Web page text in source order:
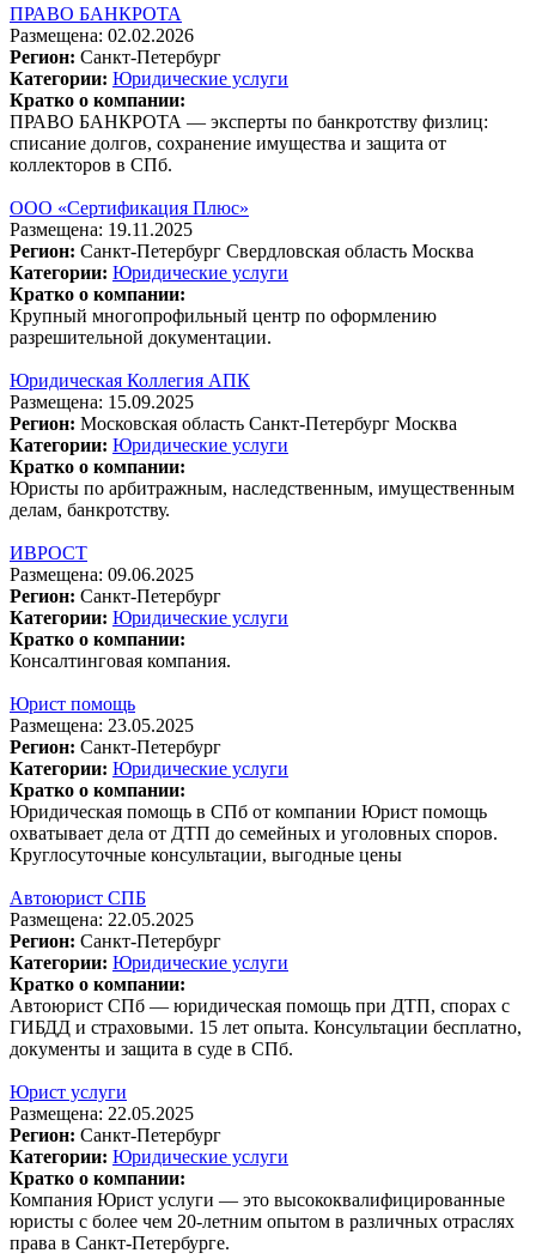
ПРАВО БАНКРОТА
Размещена: 02.02.2026
Регион: Санкт-Петербург
Категории: Юридические услуги
Кратко о компании:
ПРАВО БАНКРОТА — эксперты по банкротству физлиц:
списание долгов, сохранение имущества и защита от
коллекторов в СПб.
ООО «Сертификация Плюс»
Размещена: 19.11.2025
Регион: Санкт-Петербург Свердловская область Москва
Категории: Юридические услуги
Кратко о компании:
Крупный многопрофильный центр по оформлению
разрешительной документации.
Юридическая Коллегия АПК
Размещена: 15.09.2025
Регион: Московская область Санкт-Петербург Москва
Категории: Юридические услуги
Кратко о компании:
Юристы по арбитражным, наследственным, имущественным
делам, банкротству.
ИВРОСТ
Размещена: 09.06.2025
Регион: Санкт-Петербург
Категории: Юридические услуги
Кратко о компании:
Консалтинговая компания.
Юрист помощь
Размещена: 23.05.2025
Регион: Санкт-Петербург
Категории: Юридические услуги
Кратко о компании:
Юридическая помощь в СПб от компании Юрист помощь
охватывает дела от ДТП до семейных и уголовных споров.
Круглосуточные консультации, выгодные цены
Автоюрист СПБ
Размещена: 22.05.2025
Регион: Санкт-Петербург
Категории: Юридические услуги
Кратко о компании:
Автоюрист СПб — юридическая помощь при ДТП, спорах с
ГИБДД и страховыми. 15 лет опыта. Консультации бесплатно,
документы и защита в суде в СПб.
Юрист услуги
Размещена: 22.05.2025
Регион: Санкт-Петербург
Категории: Юридические услуги
Кратко о компании:
Компания Юрист услуги — это высококвалифицированные
юристы с более чем 20-летним опытом в различных отраслях
права в Санкт-Петербурге.